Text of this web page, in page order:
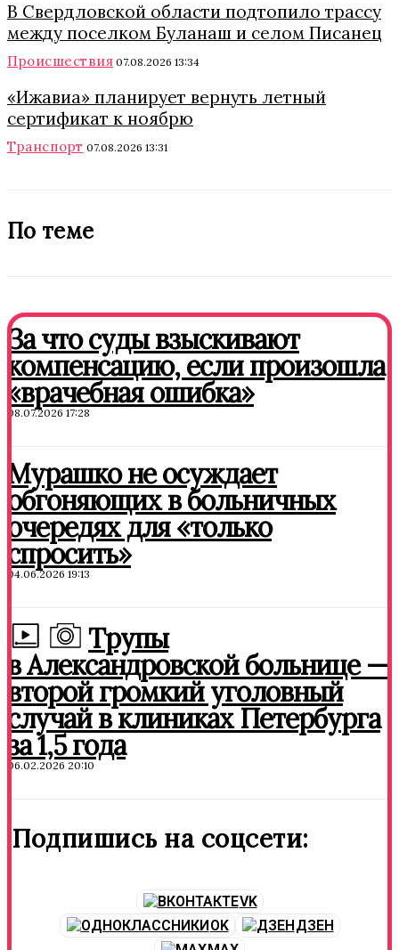
В Свердловской области подтопило трассу
между поселком Буланаш и селом Писанец
Происшествия 07.08.2026 13:34
«Ижавиа» планирует вернуть летный
сертификат к ноябрю
Транспорт 07.08.2026 13:31
По теме
За что суды взыскивают
компенсацию, если произошла
«врачебная ошибка»
08.07.2026 17:28
Мурашко не осуждает
обгоняющих в больничных
очередях для «только
спросить»
04.06.2026 19:13
Трупы
в Александровской больнице —
второй громкий уголовный
случай в клиниках Петербурга
за 1,5 года
06.02.2026 20:10
Подпишись на соцсети:
VK
OK
ДЗЕН